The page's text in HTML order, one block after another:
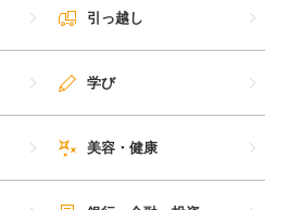
引っ越し
学び
美容・健康